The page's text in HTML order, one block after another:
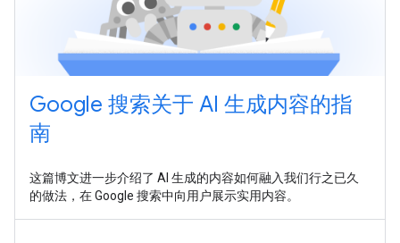
Google 搜索关于 AI 生成内容的指
南
这篇博文进一步介绍了 AI 生成的内容如何融入我们行之已久
的做法，在 Google 搜索中向用户展示实用内容。